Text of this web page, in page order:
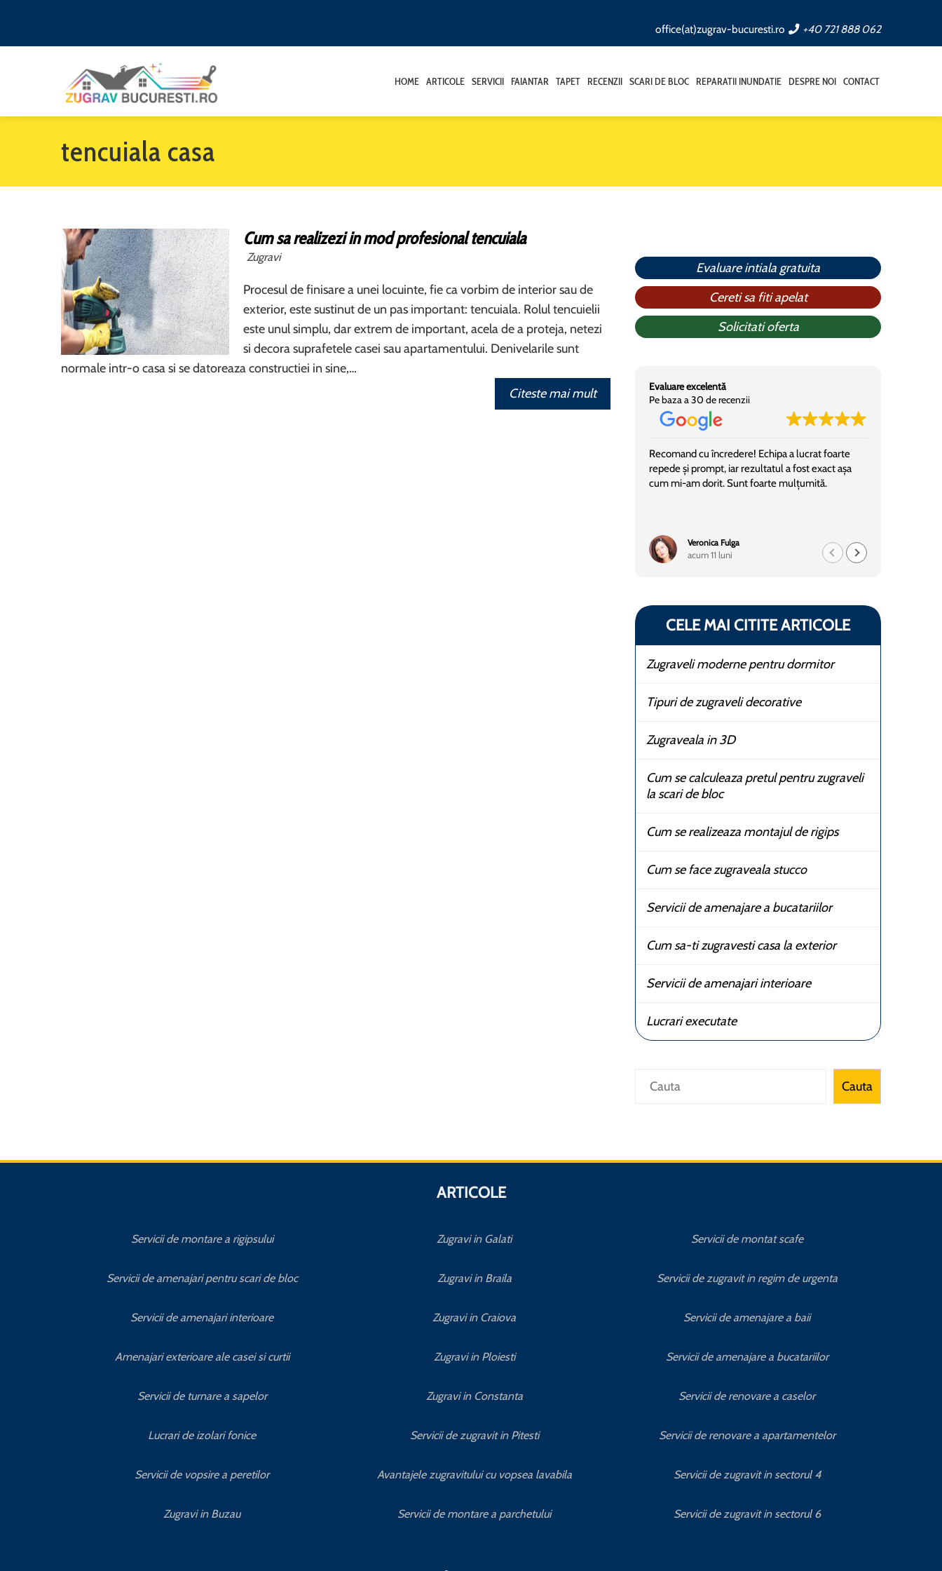
office(at)zugrav-bucuresti.ro +40 721 888 062
HOME ARTICOLE SERVICII FAIANTAR TAPET RECENZII SCARI DE BLOC REPARATII INUNDATIE DESPRE NOI CONTACT
tencuiala casa
Cum sa realizezi in mod profesional tencuiala
Zugravi
Procesul de finisare a unei locuinte, fie ca vorbim de interior sau de
exterior, este sustinut de un pas important: tencuiala. Rolul tencuielii
este unul simplu, dar extrem de important, acela de a proteja, netezi
si decora suprafetele casei sau apartamentului. Denivelarile sunt
normale intr-o casa si se datoreaza constructiei in sine,…
Citeste mai mult
Evaluare intiala gratuita
Cereti sa fiti apelat
Solicitati oferta
Evaluare excelentă
Pe baza a 30 de recenzii
Recomand cu încredere! Echipa a lucrat foarte
repede și prompt, iar rezultatul a fost exact așa
cum mi-am dorit. Sunt foarte mulțumită.
Veronica Fulga
acum 11 luni
CELE MAI CITITE ARTICOLE
Zugraveli moderne pentru dormitor
Tipuri de zugraveli decorative
Zugraveala in 3D
Cum se calculeaza pretul pentru zugraveli
la scari de bloc
Cum se realizeaza montajul de rigips
Cum se face zugraveala stucco
Servicii de amenajare a bucatariilor
Cum sa-ti zugravesti casa la exterior
Servicii de amenajari interioare
Lucrari executate
Caută Cauta
ARTICOLE
Servicii de montare a rigipsului
Servicii de amenajari pentru scari de bloc
Servicii de amenajari interioare
Amenajari exterioare ale casei si curtii
Servicii de turnare a sapelor
Lucrari de izolari fonice
Servicii de vopsire a peretilor
Zugravi in Buzau
Zugravi in Galati
Zugravi in Braila
Zugravi in Craiova
Zugravi in Ploiesti
Zugravi in Constanta
Servicii de zugravit in Pitesti
Avantajele zugravitului cu vopsea lavabila
Servicii de montare a parchetului
Servicii de montat scafe
Servicii de zugravit in regim de urgenta
Servicii de amenajare a baii
Servicii de amenajare a bucatariilor
Servicii de renovare a caselor
Servicii de renovare a apartamentelor
Servicii de zugravit in sectorul 4
Servicii de zugravit in sectorul 6